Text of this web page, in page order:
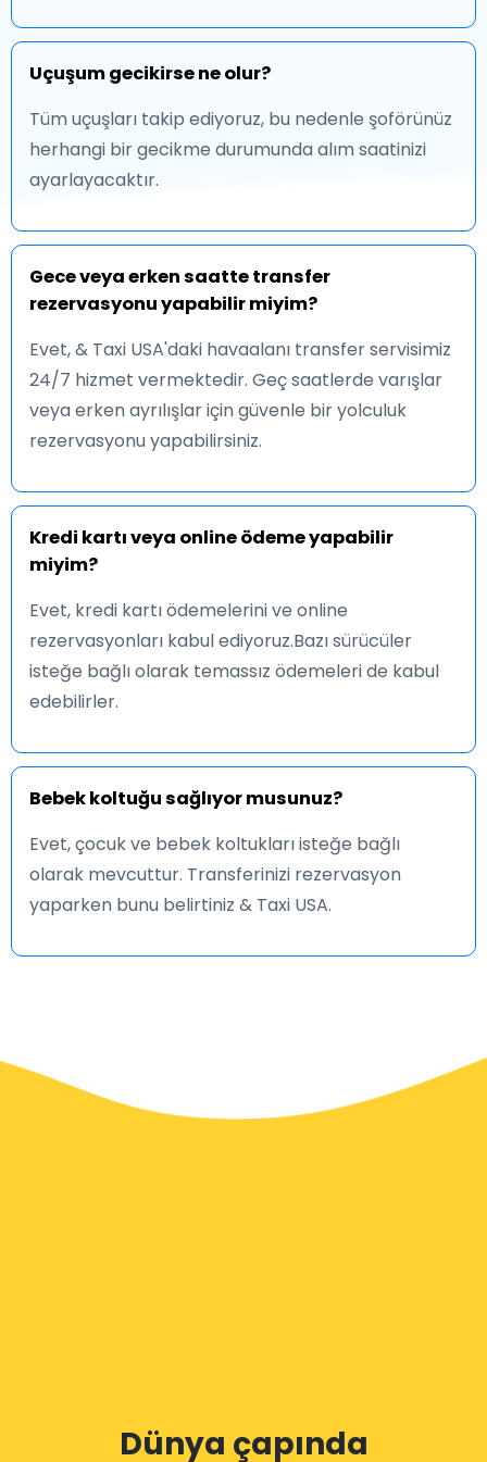
Uçuşum gecikirse ne olur?
Tüm uçuşları takip ediyoruz, bu nedenle şoförünüz
herhangi bir gecikme durumunda alım saatinizi
ayarlayacaktır.
Gece veya erken saatte transfer
rezervasyonu yapabilir miyim?
Evet, & Taxi USA'daki havaalanı transfer servisimiz
24/7 hizmet vermektedir. Geç saatlerde varışlar
veya erken ayrılışlar için güvenle bir yolculuk
rezervasyonu yapabilirsiniz.
Kredi kartı veya online ödeme yapabilir
miyim?
Evet, kredi kartı ödemelerini ve online
rezervasyonları kabul ediyoruz.Bazı sürücüler
isteğe bağlı olarak temassız ödemeleri de kabul
edebilirler.
Bebek koltuğu sağlıyor musunuz?
Evet, çocuk ve bebek koltukları isteğe bağlı
olarak mevcuttur. Transferinizi rezervasyon
yaparken bunu belirtiniz & Taxi USA.
Dünya çapında